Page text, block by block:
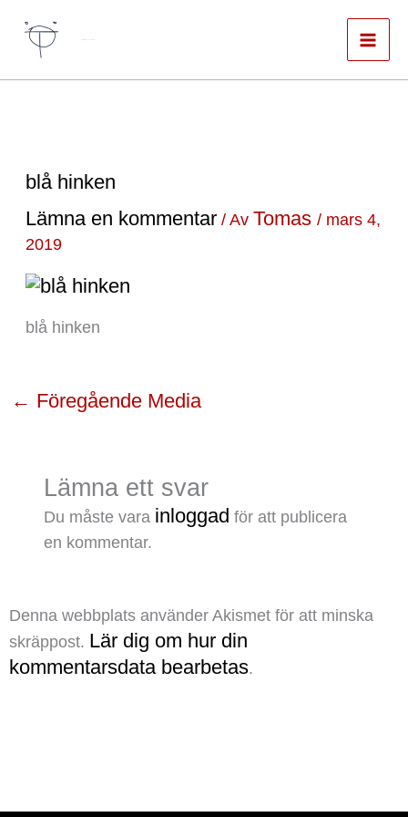
innehåll
blå hinken
Lämna en kommentar / Av Tomas / mars 4,
2019
blå hinken
← Föregående Media
Lämna ett svar
Du måste vara inloggad för att publicera
en kommentar.
Denna webbplats använder Akismet för att minska
skräppost. Lär dig om hur din
kommentarsdata bearbetas.